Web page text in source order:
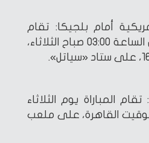
أمام بلجيكا: تقام
المباراة بين المنتخبين الساعة 03:00 صباح الثلاثاء،
المباراة يوم الثلاثاء
مساءً بتوقيت القاهرة، على ملعب